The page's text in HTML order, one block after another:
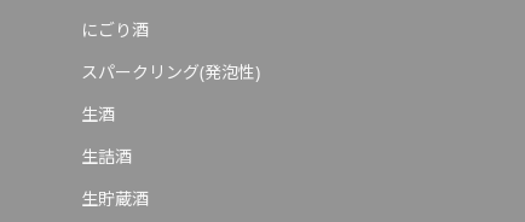
にごり酒
スパークリング(発泡性)
生酒
生詰酒
生貯蔵酒